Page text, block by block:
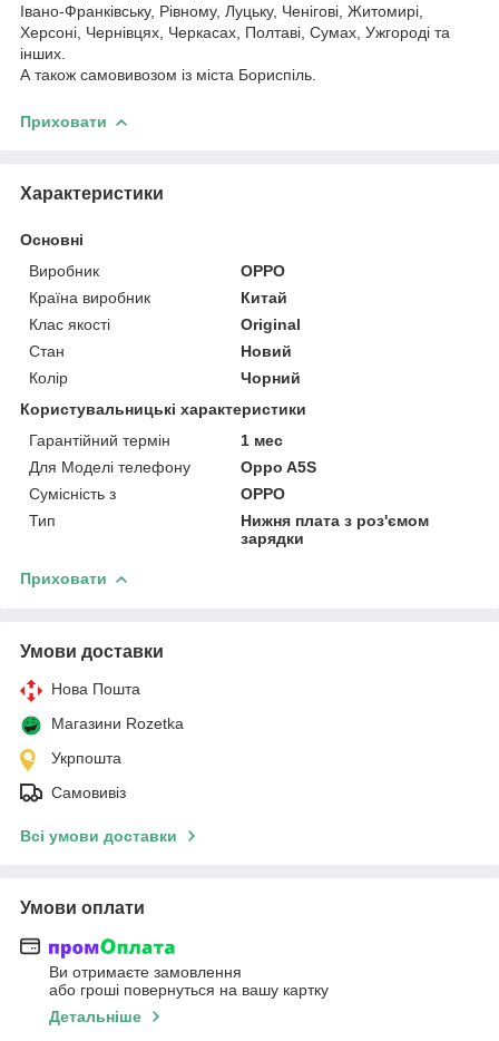
Івано-Франківську, Рівному, Луцьку, Ченігові, Житомирі,
Херсоні, Чернівцях, Черкасах, Полтаві, Сумах, Ужгороді та
інших.
А також самовивозом із міста Бориспіль.
Приховати
Характеристики
Основні
Виробник
OPPO
Країна виробник
Китай
Клас якості
Original
Стан
Новий
Колір
Чорний
Користувальницькі характеристики
Гарантійний термін
1 мес
Для Моделі телефону
Oppo A5S
Сумісність з
OPPO
Тип
Нижня плата з роз'ємом
зарядки
Приховати
Умови доставки
Нова Пошта
Магазини Rozetka
Укрпошта
Самовивіз
Всі умови доставки
Умови оплати
Ви отримаєте замовлення
або гроші повернуться на вашу картку
Детальніше